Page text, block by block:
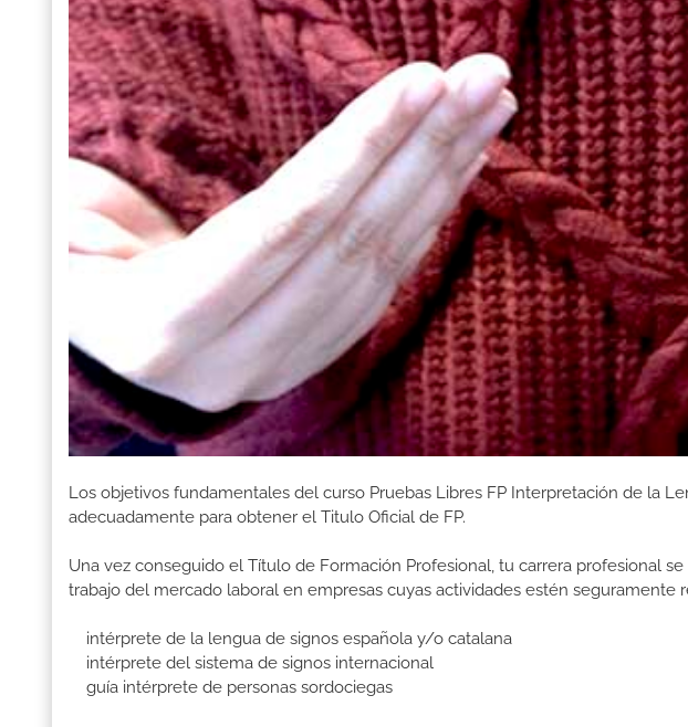
Los objetivos fundamentales del curso Pruebas Libres FP Interpretación de la
adecuadamente para obtener el Titulo Oficial de FP.
Una vez conseguido el Título de Formación Profesional, tu carrera profesional
trabajo del mercado laboral en empresas cuyas actividades estén seguramente
intérprete de la lengua de signos española y/o catalana
intérprete del sistema de signos internacional
guía intérprete de personas sordociegas